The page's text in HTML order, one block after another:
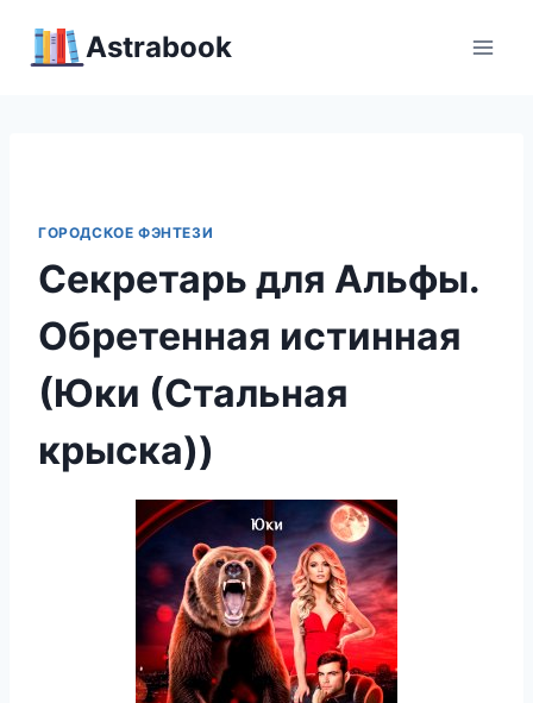
Аstrabook
ГОРОДСКОЕ ФЭНТЕЗИ
Секретарь для Альфы.
Обретенная истинная
(Юки (Стальная
крыска))